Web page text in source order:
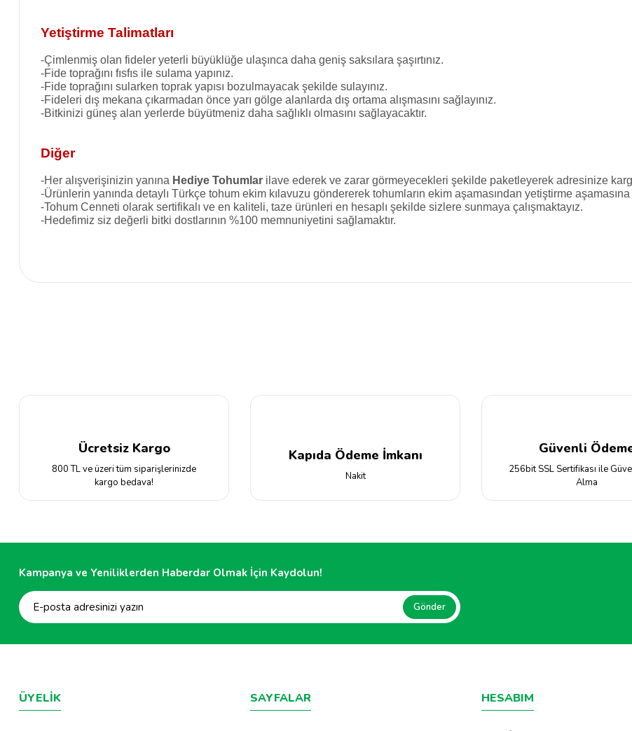
Yetiştirme Talimatları
-Çimlenmiş olan fideler yeterli büyüklüğe ulaşınca daha geniş saksılara şaşırtınız.
-Fide toprağını fısfıs ile sulama yapınız.
-Fide toprağını sularken toprak yapısı bozulmayacak şekilde sulayınız.
-Fideleri dış mekana çıkarmadan önce yarı gölge alanlarda dış ortama alışmasını sağlayınız.
-Bitkinizi güneş alan yerlerde büyütmeniz daha sağlıklı olmasını sağlayacaktır.
Diğer
-Her alışverişinizin yanına Hediye Tohumlar ilave ederek ve zarar görmeyecekleri şekilde paketleyerek adresinize
-Ürünlerin yanında detaylı Türkçe tohum ekim kılavuzu göndererek tohumların ekim aşamasından yetiştirme
-Tohum Cenneti olarak sertifikalı ve en kaliteli, taze ürünleri en hesaplı şekilde sizlere sunmaya çalışmaktayız.
-Hedefimiz siz değerli bitki dostlarının %100 memnuniyetini sağlamaktır.
Ürün fiyatı diğer sitelerden daha pahalı.
Ücretsiz Kargo
800 TL ve üzeri tüm siparişlerinizde
kargo bedava!
Kapıda Ödeme İmkanı
Nakit
Güvenli
256bit SSL Sertifikası ile
Alma
Kampanya ve Yeniliklerden Haberdar Olmak İçin Kaydolun!
Gönder
ÜYELİK SAYFALAR HESABIM